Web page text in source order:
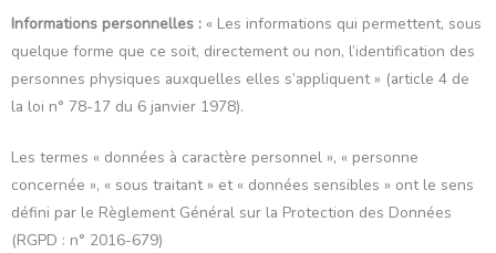
Informations personnelles : « Les informations qui permettent, sous
quelque forme que ce soit, directement ou non, l’identification des
personnes physiques auxquelles elles s’appliquent » (article 4 de
la loi n° 78-17 du 6 janvier 1978).
Les termes « données à caractère personnel », « personne
concernée », « sous traitant » et « données sensibles » ont le sens
défini par le Règlement Général sur la Protection des Données
(RGPD : n° 2016-679)